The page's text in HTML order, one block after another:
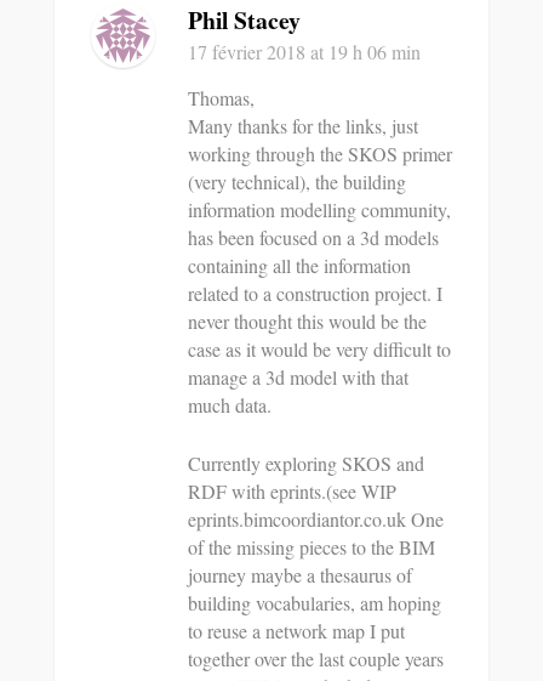
Phil Stacey
17 février 2018 at 19 h 06 min
Thomas,
Many thanks for the links, just
working through the SKOS primer
(very technical), the building
information modelling community,
has been focused on a 3d models
containing all the information
related to a construction project. I
never thought this would be the
case as it would be very difficult to
manage a 3d model with that
much data.
Currently exploring SKOS and
RDF with eprints.(see WIP
eprints.bimcoordiantor.co.uk One
of the missing pieces to the BIM
journey maybe a thesaurus of
building vocabularies, am hoping
to reuse a network map I put
together over the last couple years